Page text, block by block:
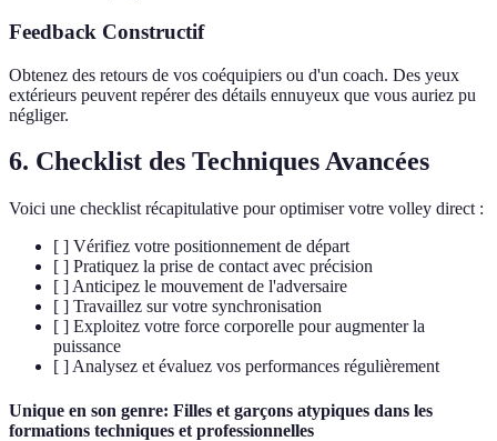
Feedback Constructif
Obtenez des retours de vos coéquipiers ou d'un coach. Des yeux
extérieurs peuvent repérer des détails ennuyeux que vous auriez pu
négliger.
6. Checklist des Techniques Avancées
Voici une checklist récapitulative pour optimiser votre volley direct :
[ ] Vérifiez votre positionnement de départ
[ ] Pratiquez la prise de contact avec précision
[ ] Anticipez le mouvement de l'adversaire
[ ] Travaillez sur votre synchronisation
[ ] Exploitez votre force corporelle pour augmenter la
puissance
[ ] Analysez et évaluez vos performances régulièrement
Unique en son genre: Filles et garçons atypiques dans les
formations techniques et professionnelles